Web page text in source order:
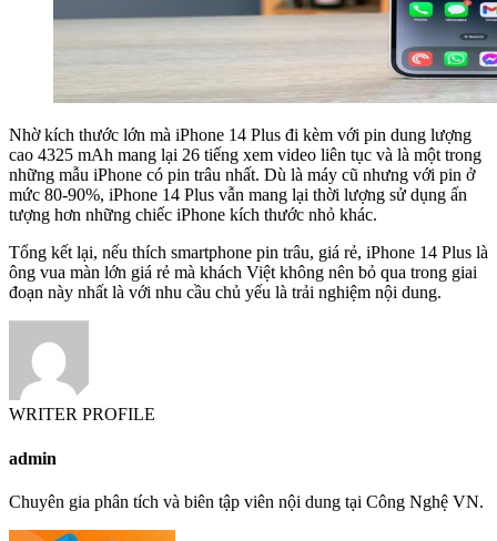
Nhờ kích thước lớn mà iPhone 14 Plus đi kèm với pin dung lượng
cao 4325 mAh mang lại 26 tiếng xem video liên tục và là một trong
những mẫu iPhone có pin trâu nhất. Dù là máy cũ nhưng với pin ở
mức 80-90%, iPhone 14 Plus vẫn mang lại thời lượng sử dụng ấn
tượng hơn những chiếc iPhone kích thước nhỏ khác.
Tổng kết lại, nếu thích smartphone pin trâu, giá rẻ, iPhone 14 Plus là
ông vua màn lớn giá rẻ mà khách Việt không nên bỏ qua trong giai
đoạn này nhất là với nhu cầu chủ yếu là trải nghiệm nội dung.
WRITER PROFILE
admin
Chuyên gia phân tích và biên tập viên nội dung tại Công Nghệ VN.